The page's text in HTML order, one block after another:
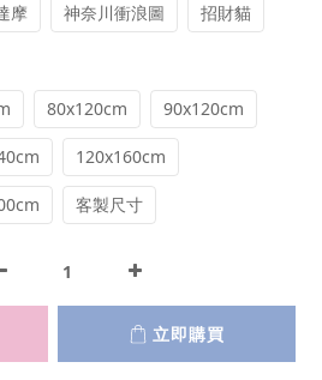
摩 神奈川衝浪圖 招財貓
80x120cm 90x120cm
120x160cm
客製尺寸
立即購買